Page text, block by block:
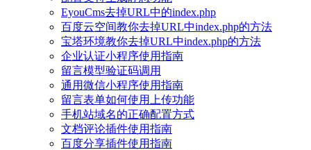
EyouCms去掉URL中的index.php
百度云空间教你去掉URL中index.php的方法
宝塔环境教你去掉URL中index.php的方法
企业认证小程序使用指南
留言模型验证码调用
通用微信小程序使用指南
留言表单如何使用上传功能
手机站域名的正确配置方式
文档评论插件使用指南
百度分享插件使用指南